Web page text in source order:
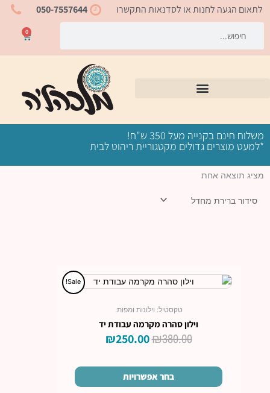
דילוג
050-7557644 לתאום הגעה לחנות או לסדנאות התקשרו
0
עגלת
קניות
משלוח חינם בקנייה מעל 350 ש"ח!
*למעט מוצרים גדולים מקטגוריית ריהוט לבית
מציג תוצאה אחת
Sale!
טקסטיל: וילונות ומפות.
וילון סהרה מקרמה עבודת יד
₪380.00
המחיר
המקורי
היה:
₪380.00.
₪250.00
המחיר
הנוכחי
₪250.00.
בחר אפשרויות
למוצר
זה